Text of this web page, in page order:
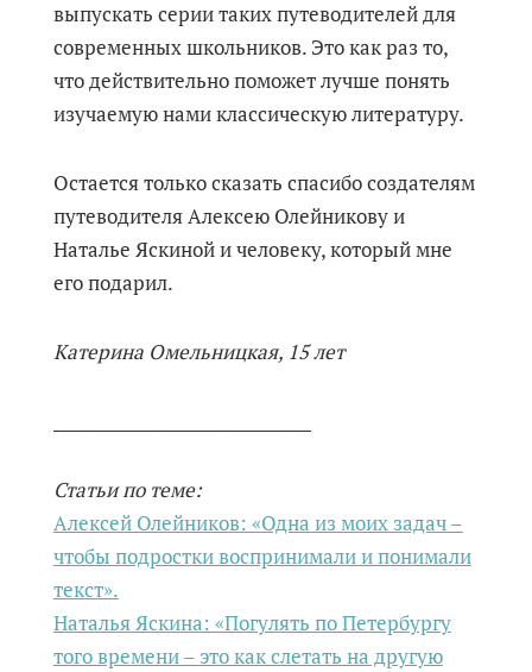
выпускать серии таких путеводителей для
современных школьников. Это как раз то,
что действительно поможет лучше понять
изучаемую нами классическую литературу.
Остается только сказать спасибо создателям
путеводителя Алексею Олейникову и
Наталье Яскиной и человеку, который мне
его подарил.
Катерина Омельницкая, 15 лет
Статьи по теме:
Алексей Олейников: «Одна из моих задач –
чтобы подростки воспринимали и понимали
текст».
Наталья Яскина: «Погулять по Петербургу
того времени – это как слетать на другую